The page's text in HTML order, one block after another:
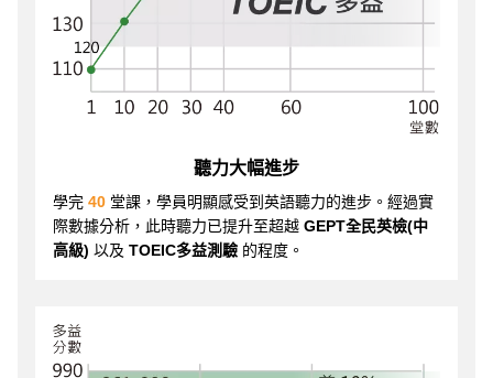
聽力大幅進步
學完 40 堂課，學員明顯感受到英語聽力的進步。經過實
際數據分析，此時聽力已提升至超越 GEPT全民英檢(中
高級) 以及 TOEIC多益測驗 的程度。